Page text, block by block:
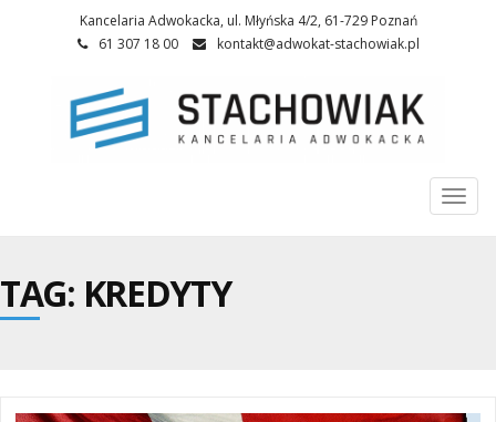
Kancelaria Adwokacka, ul. Młyńska 4/2, 61-729 Poznań
61 307 18 00
kontakt@adwokat-stachowiak.pl
TAG: KREDYTY